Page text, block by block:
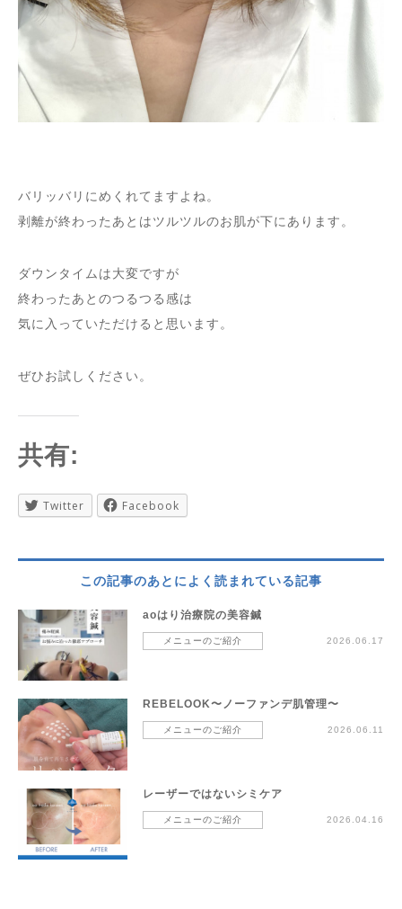
バリッバリにめくれてますよね。
剥離が終わったあとはツルツルのお肌が下にあります。
ダウンタイムは大変ですが
終わったあとのつるつる感は
気に入っていただけると思います。
ぜひお試しください。
共有:
Twitter Facebook
この記事のあとによく読まれている記事
aoはり治療院の美容鍼
メニューのご紹介 2026.06.17
REBELOOK〜ノーファンデ肌管理〜
メニューのご紹介 2026.06.11
レーザーではないシミケア
メニューのご紹介 2026.04.16